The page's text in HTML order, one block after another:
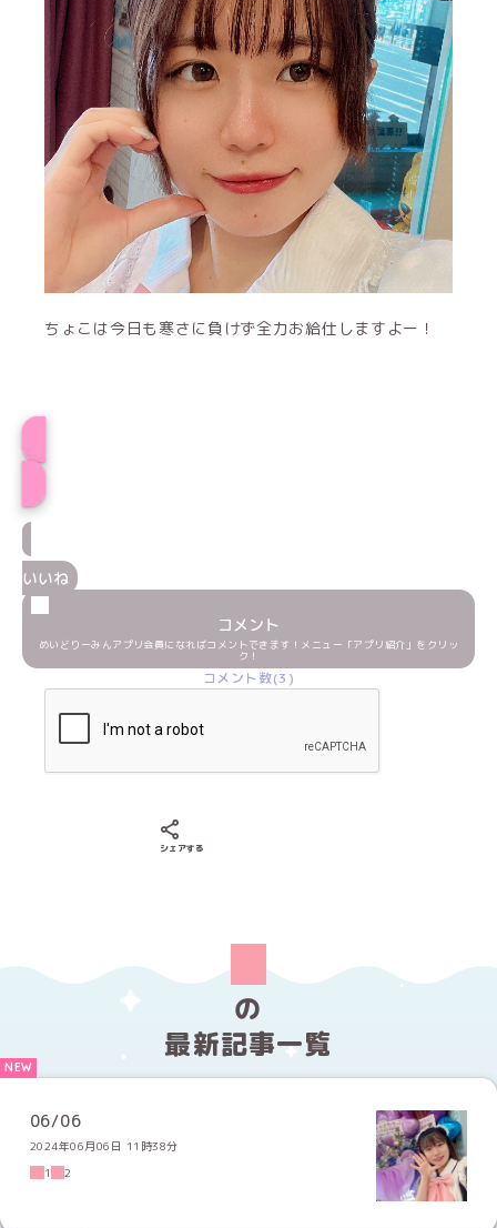
ちょこは今日も寒さに負けず全力お給仕しますよー！
いいね
コメント
めいどりーみんアプリ会員になればコメントできます！メニュー「アプリ紹介」をクリッ
ク！
コメント数(3)
シェアする
の
最新記事一覧
06/06
2024年06月06日 11時38分
1
2